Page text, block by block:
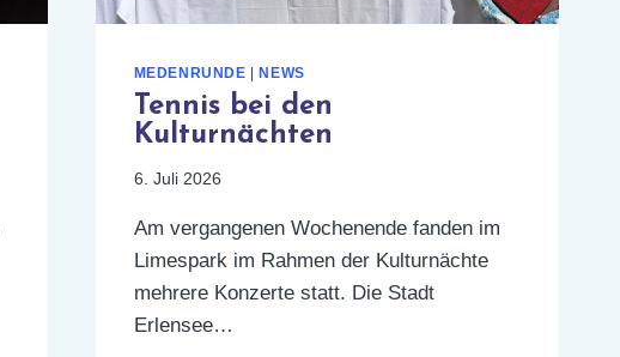
MEDENRUNDE NEWS
Tennis bei den
Kulturnächten
6. Juli 2026
Am vergangenen Wochenende fanden im
Limespark im Rahmen der Kulturnächte
mehrere Konzerte statt. Die Stadt
Erlensee…